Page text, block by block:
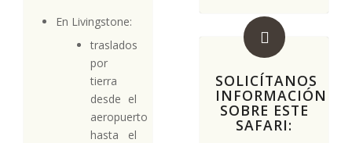
En Livingstone:
traslados
por
tierra
desde el
aeropuerto
hasta el
SOLICÍTANOS
INFORMACIÓN
SOBRE ESTE
SAFARI: